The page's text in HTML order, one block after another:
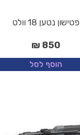
פטישון נטען 18 וולט
850 ₪
הוסף לסל